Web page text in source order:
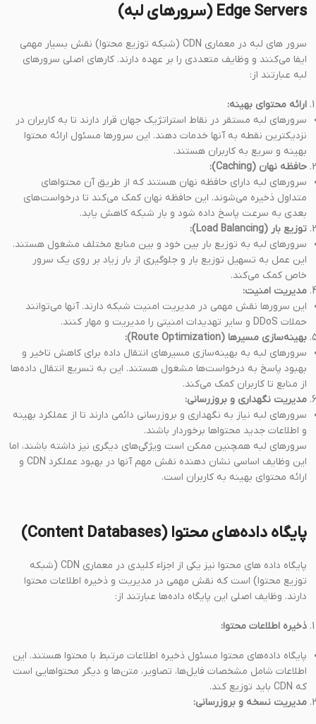
Edge Servers (سرورهای لبه)
سرور های لبه در معماری CDN (شبکه توزیع محتوا) نقش بسیار مهمی
ایفا می‌کنند و وظایف متعددی را بر عهده دارند. کارهای اصلی سرورهای
لبه عبارتند از:
ارائه محتوای بهینه:
سرورهای لبه مستقر در نقاط استراتژیک جهان قرار دارند تا به کاربران در
نزدیکترین نقطه به آنها خدمات دهند. این سرورها مسئول ارائه محتوا
بهینه و سریع به کاربران هستند.
حافظه نهان (Caching):
سرورهای لبه دارای حافظه نهان هستند که از طریق آن محتواهای
متداول ذخیره می‌شوند. این حافظه نهان کمک می‌کند تا درخواست‌های
بعدی به سرعت پاسخ داده شود و بار شبکه کاهش یابد.
توزیع بار (Load Balancing):
سرورهای لبه به توزیع بار بین خود و بین منابع مختلف مشغول هستند.
این عمل به تسهیل توزیع بار و جلوگیری از بار زیاد بر روی یک سرور
خاص کمک می‌کند.
مدیریت امنیت:
این سرورها نقش مهمی در مدیریت امنیت شبکه دارند. آنها می‌توانند
حملات DDoS و سایر تهدیدات امنیتی را مدیریت و مهار کنند.
بهینه‌سازی مسیرها (Route Optimization):
سرورهای لبه به بهینه‌سازی مسیرهای انتقال داده برای کاهش تاخیر و
بهبود پاسخ به درخواست‌ها مشغول هستند. این به تسریع انتقال داده‌ها
از منابع تا کاربران کمک می‌کند.
مدیریت نگهداری و بروزرسانی:
سرورهای لبه نیاز به نگهداری و بروزرسانی دائمی دارند تا از عملکرد بهینه
و اطلاعات جدید محتواها برخوردار باشند.
سرورهای لبه همچنین ممکن است ویژگی‌های دیگری نیز داشته باشند، اما
این وظایف اساسی نشان دهنده نقش مهم آنها در بهبود عملکرد CDN و
ارائه محتوای بهینه به کاربران است.
پایگاه داده‌های محتوا (Content Databases)
پایگاه داده های محتوا نیز یکی از اجزاء کلیدی در معماری CDN (شبکه
توزیع محتوا) است که نقش مهمی در مدیریت و ذخیره اطلاعات محتوا
دارند. وظایف اصلی این پایگاه داده‌ها عبارتند از:
ذخیره اطلاعات محتوا:
پایگاه داده‌های محتوا مسئول ذخیره اطلاعات مرتبط با محتوا هستند. این
اطلاعات شامل مشخصات فایل‌ها، تصاویر، متن‌ها و دیگر محتواهایی است
که CDN باید توزیع کند.
مدیریت نسخه و بروزرسانی: